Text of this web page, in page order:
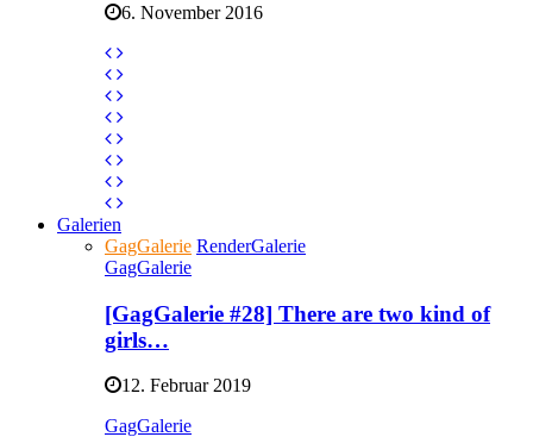
6. November 2016
Galerien
GagGalerie RenderGalerie
GagGalerie
[GagGalerie #28] There are two kind of
girls…
12. Februar 2019
GagGalerie